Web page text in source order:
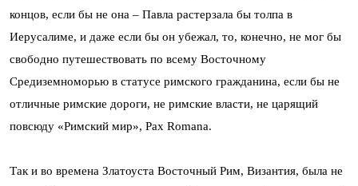
концов, если бы не она – Павла растерзала бы толпа в
Иерусалиме, и даже если бы он убежал, то, конечно, не мог бы
свободно путешествовать по всему Восточному
Средиземноморью в статусе римского гражданина, если бы не
отличные римские дороги, не римские власти, не царящий
повсюду «Римский мир», Pax Romana.
Так и во времена Златоуста Восточный Рим, Византия, была не